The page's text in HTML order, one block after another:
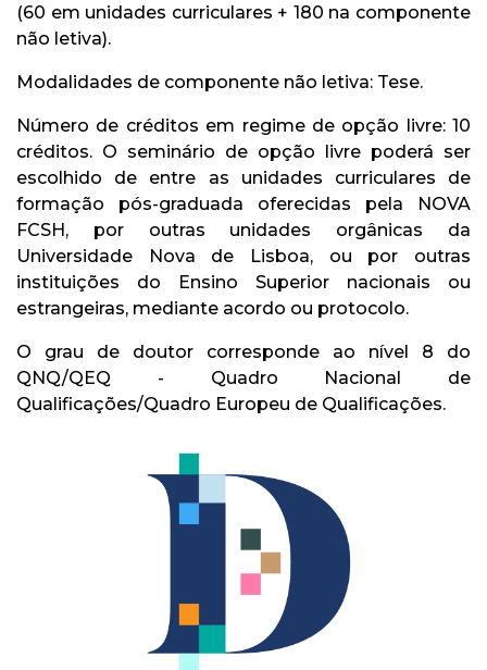
(60 em unidades curriculares + 180 na componente
não letiva).
Modalidades de componente não letiva: Tese.
Número de créditos em regime de opção livre: 10
créditos. O seminário de opção livre poderá ser
escolhido de entre as unidades curriculares de
formação pós-graduada oferecidas pela NOVA
FCSH, por outras unidades orgânicas da
Universidade Nova de Lisboa, ou por outras
instituições do Ensino Superior nacionais ou
estrangeiras, mediante acordo ou protocolo.
O grau de doutor corresponde ao nível 8 do
QNQ/QEQ - Quadro Nacional de
Qualificações/Quadro Europeu de Qualificações.